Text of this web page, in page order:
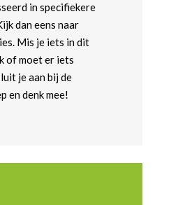
in specifiekere
dan eens naar
Mis je iets in dit
of moet er iets
je aan bij de
en denk mee!